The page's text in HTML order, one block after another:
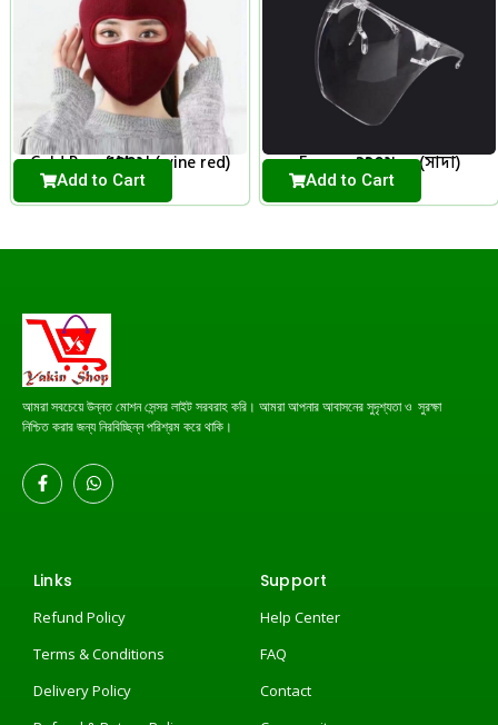
Cold Proof Mask(wine red)
180৳
Add to Cart
Face protector (সাদা)
330৳
Add to Cart
আমরা সবচেয়ে উন্নত মোশন সেন্সর লাইট সরবরাহ করি। আমরা আপনার আবাসনের সুদৃশ্যতা ও সুরক্ষা
নিশ্চিত করার জন্য নিরবিচ্ছিন্ন পরিশ্রম করে থাকি।
Links
Refund Policy
Terms & Conditions
Delivery Policy
Support
Help Center
FAQ
Contact